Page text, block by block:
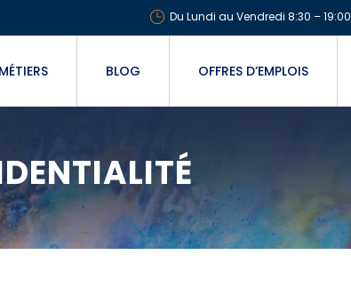
Du Lundi au Vendredi 8:30 – 19:00
BLOG OFFRES D’EMPLOIS